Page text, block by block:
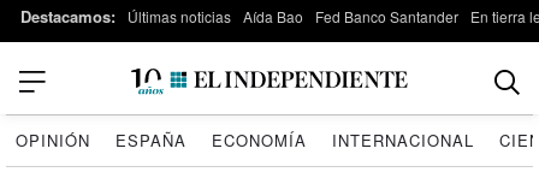
Destacamos: Últimas noticias Aída Bao Fed Banco Santander En tierra
OPINIÓN ESPAÑA ECONOMÍA INTERNACIONAL